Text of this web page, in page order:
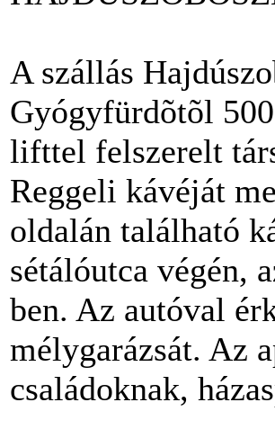
A szállás
Gyógyfürdõtõl
lifttel felszerelt
Reggeli kávéját
oldalán található
sétálóutca végén,
ben. Az autóval
mélygarázsát. Az
családoknak,